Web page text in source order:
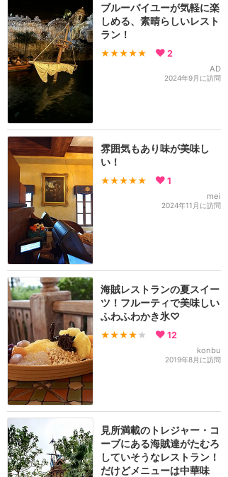
ブルーバイユーが気軽に楽
しめる、素晴らしいレスト
ラン！
★★★★★ 2
AD
2024年9月に訪問
雰囲気もあり味が美味し
い！
★★★★★ 1
mei
2024年11月に訪問
海賊レストランの夏スイー
ツ！フルーティで美味しい
ふわふわかき氷♡
★★★★ ★ 12
konbu
2019年8月に訪問
見所満載のトレジャー・コ
ーブにある海賊達がたむろ
していそうなレストラン！
だけどメニューは中華味